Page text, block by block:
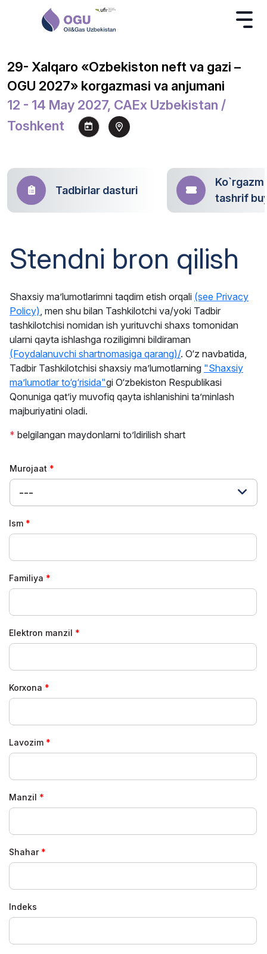
29- Xalqaro «Ozbekiston neft va gazi –
OGU 2027» korgazmasi va anjumani
12 - 14 May 2027, CAEx Uzbekistan /
Toshkent
Tadbirlar dasturi
tashrif
Stendni bron qilish
Shaxsiy maʼlumotlarimni taqdim etish orqali (see Privacy
Policy) , men shu bilan Tashkilotchi va/yoki Tadbir
tashkilotchisi nomidan ish yurituvchi shaxs tomonidan
ularni qayta ishlashga roziligimni bildiraman
(Foydalanuvchi shartnomasiga qarang)/. O‘z navbatida,
Tadbir Tashkilotchisi shaxsiy ma’lumotlarning "Shaxsiy
ma’lumotlar to‘g‘risida"gi O‘zbekiston Respublikasi
Qonuniga qat’iy muvofiq qayta ishlanishini ta’minlash
majburiyatini oladi.
* belgilangan maydonlarni to’ldirilish shart
Murojaat
---
Ism
Familiya
Elektron manzil
Korxona
Lavozim
Manzil
Shahar
Indeks